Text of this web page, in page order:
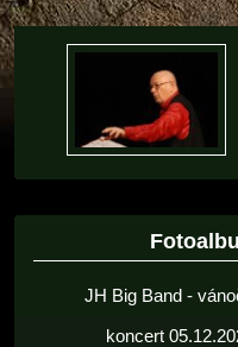
JH Big Band -
koncert